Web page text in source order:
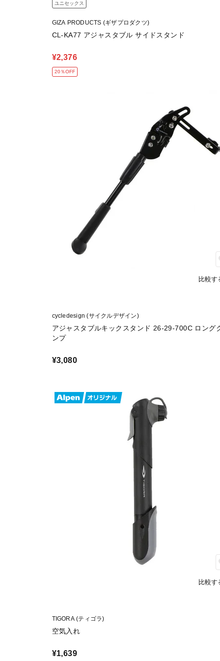
ユニセックス
GIZA PRODUCTS (ギザプロダクツ)
CL-KA77 アジャスタブル サイドスタンド
¥2,376
20％OFF
比較す
cycledesign (サイクルデザイン)
アジャスタブルキックスタンド 26-29-700C ロング
ンプ
¥3,080
比較す
TIGORA (ティゴラ)
空気入れ
¥1,639